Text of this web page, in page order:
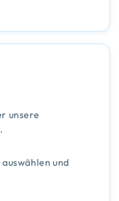
unsere
und